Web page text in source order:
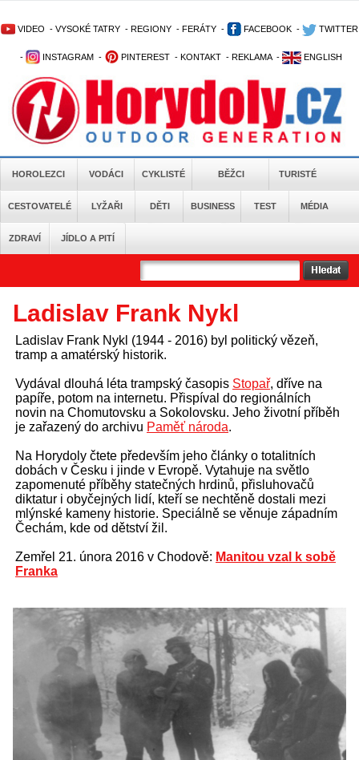
VIDEO - VYSOKÉ TATRY - REGIONY - FERÁTY - FACEBOOK - TWITTER
- INSTAGRAM - PINTEREST - KONTAKT - REKLAMA - ENGLISH
HOROLEZCI VODÁCI CYKLISTÉ BĚŽCI TURISTÉ
CESTOVATELÉ LYŽAŘI DĚTI BUSINESS TEST MÉDIA
ZDRAVÍ JÍDLO A PITÍ
Ladislav Frank Nykl
Ladislav Frank Nykl (1944 - 2016) byl politický vězeň,
tramp a amatérský historik.
Vydával dlouhá léta trampský časopis Stopař, dříve na
papíře, potom na internetu. Přispíval do regionálních
novin na Chomutovsku a Sokolovsku. Jeho životní příběh
je zařazený do archivu Paměť národa.
Na Horydoly čtete především jeho články o totalitních
dobách v Česku i jinde v Evropě. Vytahuje na světlo
zapomenuté příběhy statečných hrdinů, přisluhovačů
diktatur i obyčejných lidí, kteří se nechtěně dostali mezi
mlýnské kameny historie. Speciálně se věnuje západním
Čechám, kde od dětství žil.
Zemřel 21. února 2016 v Chodově: Manitou vzal k sobě
Franka